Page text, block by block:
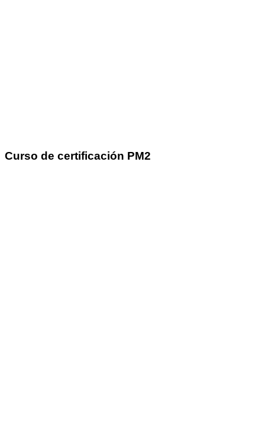
Curso de certificación PM2